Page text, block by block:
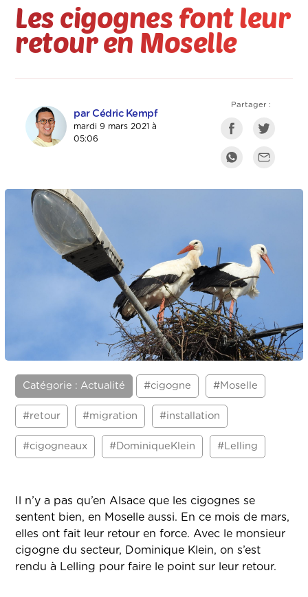
Les cigognes font leur
retour en Moselle
par Cédric Kempf
mardi 9 mars 2021 à
05:06
Partager :
Catégorie : Actualité #cigogne #Moselle
#retour #migration #installation
#cigogneaux #DominiqueKlein #Lelling
Il n’y a pas qu’en Alsace que les cigognes se
sentent bien, en Moselle aussi. En ce mois de mars,
elles ont fait leur retour en force. Avec le monsieur
cigogne du secteur, Dominique Klein, on s’est
rendu à Lelling pour faire le point sur leur retour.